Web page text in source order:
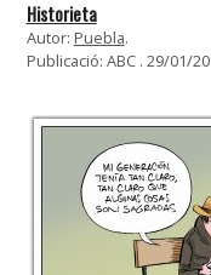
Historieta
Autor: Puebla.
Publicació: ABC . 29/01/